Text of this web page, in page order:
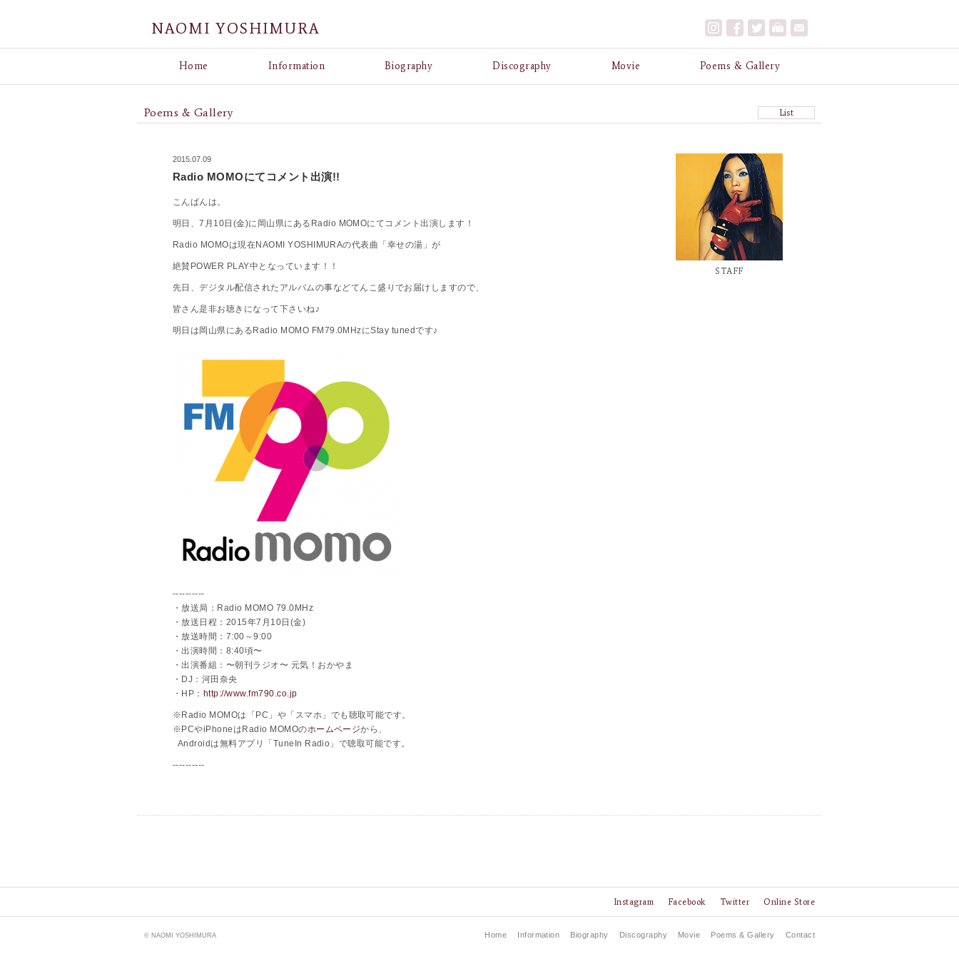
NAOMI YOSHIMURA
Home Information Biography Discography Movie Poems & Gallery
List
Poems & Gallery
STAFF
2015.07.09
Radio MOMOにてコメント出演!!
こんばんは。
明日、7月10日(金)に岡山県にあるRadio MOMOにてコメント出演します！
Radio MOMOは現在NAOMI YOSHIMURAの代表曲「幸せの湯」が
絶賛POWER PLAY中となっています！！
先日、デジタル配信されたアルバムの事などてんこ盛りでお届けしますので、
皆さん是非お聴きになって下さいね♪
明日は岡山県にあるRadio MOMO FM79.0MHzにStay tunedです♪
----------
・放送局：Radio MOMO 79.0MHz
・放送日程：2015年7月10日(金)
・放送時間：7:00～9:00
・出演時間：8:40頃〜
・出演番組：〜朝刊ラジオ〜 元気！おかやま
・DJ：河田奈央
・HP： http://www.fm790.co.jp
※Radio MOMOは「PC」や「スマホ」でも聴取可能です。
※PCやiPhoneはRadio MOMOのホームページから、
Androidは無料アプリ「TuneIn Radio」で聴取可能です。
----------
Online Store
Twitter
Facebook
Instagram
Home Information Biography Discography Movie Poems & Gallery Contact
© NAOMI YOSHIMURA